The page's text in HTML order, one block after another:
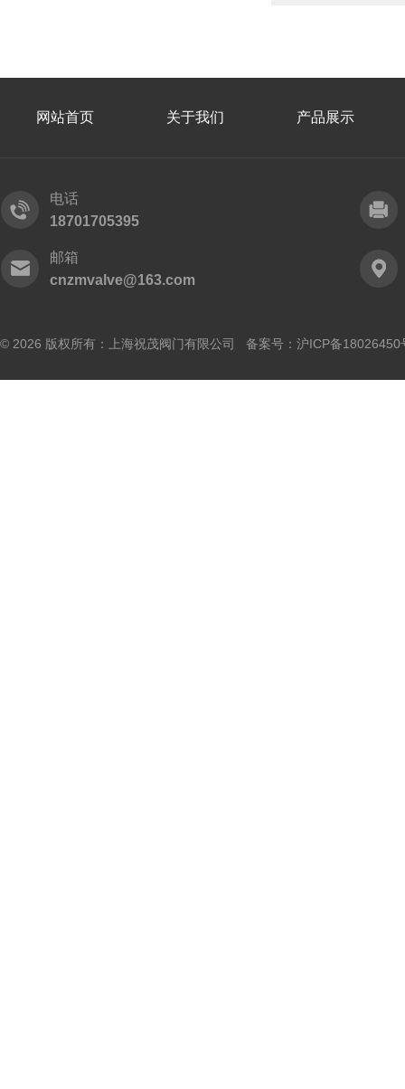
网站首页 关于我们 产品展示
电话
18701705395
邮箱
cnzmvalve@163.com
© 2026 版权所有：上海祝茂阀门有限公司 备案号： 沪ICP备18026450